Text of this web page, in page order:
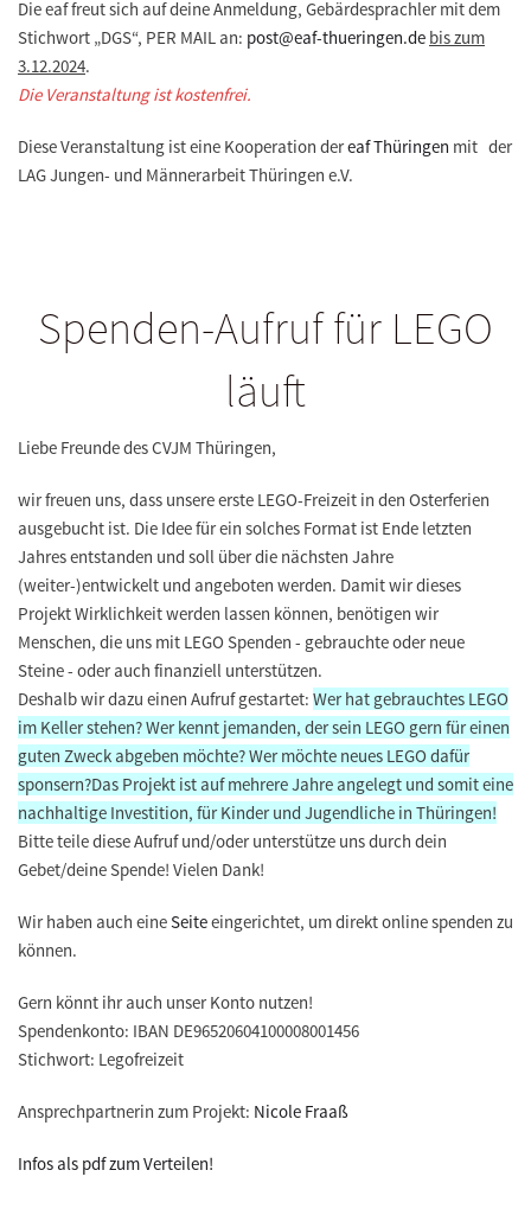
Die eaf freut sich auf deine Anmeldung, Gebärdesprachler mit dem
Stichwort „DGS“, PER MAIL an: post@eaf-thueringen.de bis zum
3.12.2024.
Die Veranstaltung ist kostenfrei.
Diese Veranstaltung ist eine Kooperation dereaf Thüringen mit der
LAG Jungen- und Männerarbeit Thüringen e.V.
Spenden-Aufruf für LEGO
läuft
Liebe Freunde des CVJM Thüringen,
wir freuen uns, dass unsere erste LEGO-Freizeit in den Osterferien
ausgebucht ist. Die Idee für ein solches Format ist Ende letzten
Jahres entstanden und soll über die nächsten Jahre
(weiter-)entwickelt und angeboten werden. Damit wir dieses
Projekt Wirklichkeit werden lassen können, benötigen wir
Menschen, die uns mit LEGO Spenden - gebrauchte oder neue
Steine - oder auch finanziell unterstützen.
Deshalb wir dazu einen Aufruf gestartet: Wer hat gebrauchtes LEGO
im Keller stehen?Wer kennt jemanden, der sein LEGO gern für einen
guten Zweck abgeben möchte?Wer möchte neues LEGO dafür
sponsern?Das Projekt ist auf mehrere Jahre angelegt und somit eine
nachhaltige Investition, für Kinder und Jugendliche in Thüringen!
Bitte teile diese Aufruf und/oder unterstütze uns durch dein
Gebet/deine Spende! Vielen Dank!
Wir haben auch eineSeiteeingerichtet, um direkt online spenden zu
können.
Gern könnt ihr auch unser Konto nutzen!
Spendenkonto: IBAN DE96520604100008001456
Stichwort: Legofreizeit
Ansprechpartnerin zum Projekt: Nicole Fraaß
Infos als pdf zum Verteilen!